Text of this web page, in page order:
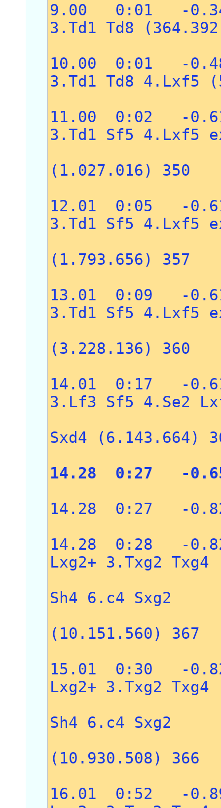
9.00 0:01 -
3.Td1 Td8
10.00 0:01 -
3.Td1 Td8 4.Lxf5
11.00 0:02 -
3.Td1 Sf5 4.Lxf5
(1.027.016) 350
12.01 0:05 -
3.Td1 Sf5 4.Lxf5
(1.793.656) 357
13.01 0:09 -
3.Td1 Sf5 4.Lxf5
(3.228.136) 360
14.01 0:17 -
3.Lf3 Sf5 4.Se2
Sxd4 (6.143.664)
14.28 0:27 -
14.28 0:27 -
14.28 0:28 -
Lxg2+ 3.Txg2 Txg4
Sh4 6.c4 Sxg2
(10.151.560) 367
15.01 0:30 -
Lxg2+ 3.Txg2 Txg4
Sh4 6.c4 Sxg2
(10.930.508) 366
16.01 0:52 -